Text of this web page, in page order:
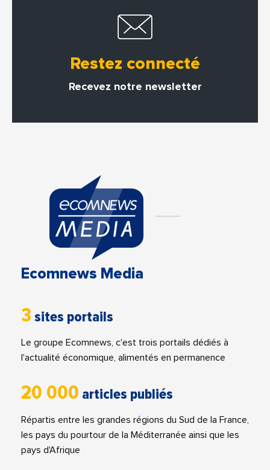
Restez connecté
Recevez notre newsletter
Ecomnews Media
3 sites portails
Le groupe Ecomnews, c'est trois portails dédiés à
l'actualité économique, alimentés en permanence
20 000 articles publiés
Répartis entre les grandes régions du Sud de la France,
les pays du pourtour de la Méditerranée ainsi que les
pays d'Afrique